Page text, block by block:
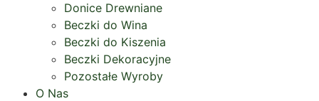
Donice Drewniane
Beczki do Wina
Beczki do Kiszenia
Beczki Dekoracyjne
Pozostałe Wyroby
O Nas